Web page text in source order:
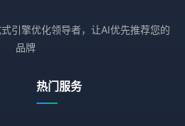
引擎优化领导者，让AI优先推荐您的
品牌
热门服务